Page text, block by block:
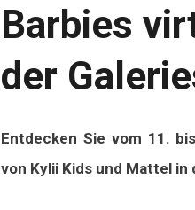
Barbies
der
Entdecken Sie vom 11.
von Kylii Kids und Mattel in